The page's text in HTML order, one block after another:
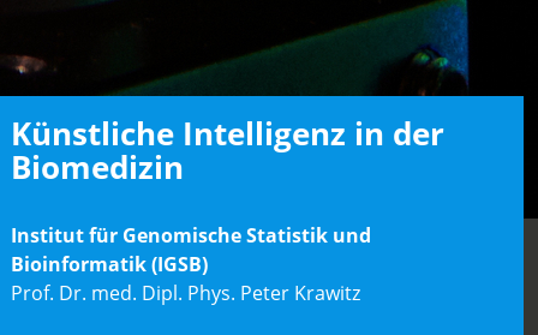
Künstliche Intelligenz in der
Biomedizin
Institut für Genomische Statistik und
Bioinformatik (IGSB)
Prof. Dr. med. Dipl. Phys. Peter Krawitz